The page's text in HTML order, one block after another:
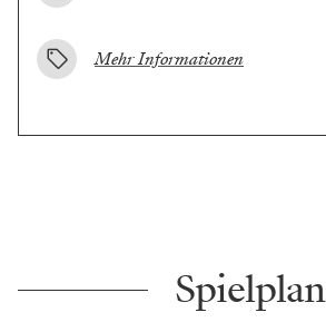
Mehr Informationen
Spielplan